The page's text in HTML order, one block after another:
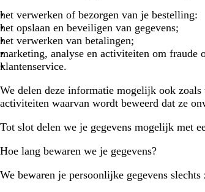
het verwerken of bezorgen van je bestelling:
het opslaan en beveiligen van gegevens;
het verwerken van betalingen;
marketing, analyse en activiteiten om fraude
klantenservice.
We delen deze informatie mogelijk ook
activiteiten waarvan wordt beweerd dat ze
Tot slot delen we je gegevens mogelijk met
Hoe lang bewaren we je gegevens?
We bewaren je persoonlijke gegevens